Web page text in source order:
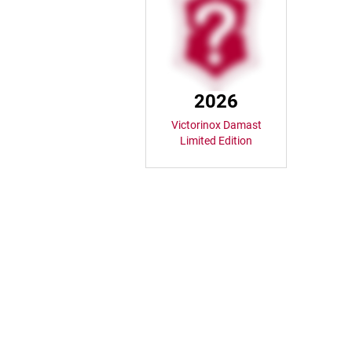
2026
Victorinox Damast
Limited Edition